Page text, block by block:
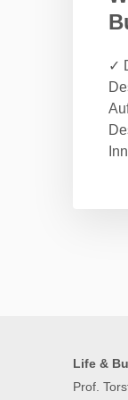
✓
Life &
Prof.